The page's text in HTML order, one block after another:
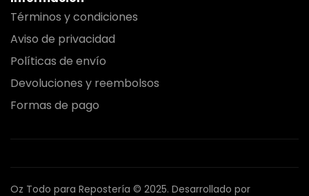
Términos y condiciones
Aviso de privacidad
Políticas de envío
Devoluciones y reembolsos
Formas de pago
Oz Todo para Repostería © 2025. Desarrollado por